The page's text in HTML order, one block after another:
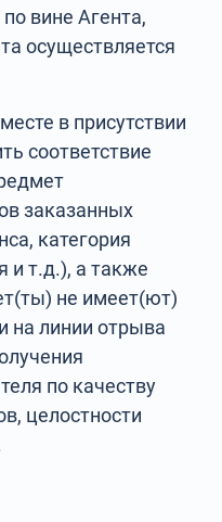
вине Агента,
осуществляется
в присутствии
соответствие
заказанных
категория
и т.д.), а также
не имеет(ют)
на линии отрыва
по качеству
целостности